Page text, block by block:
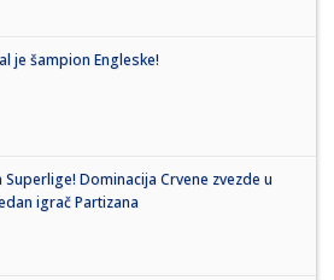
je šampion Engleske!
Dominacija Crvene zvezde u
igrač Partizana